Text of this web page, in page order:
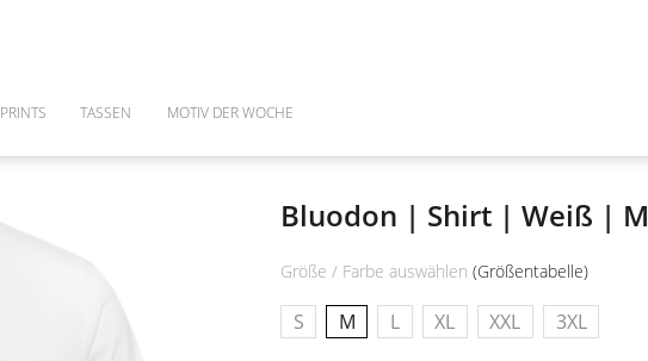
PRINTS TASSEN MOTIV DER WOCHE
Bluodon | Shirt | Weiß | M
Größe / Farbe auswählen (Größentabelle)
S M L XL XXL 3XL